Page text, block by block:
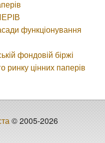
функціонування
фондовій біржі
ринку цінних паперів
© 2005-2026